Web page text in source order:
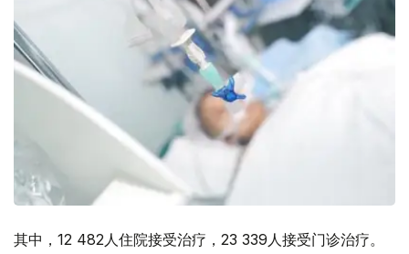
其中，12 482人住院接受治疗，23 339人接受门诊治疗。